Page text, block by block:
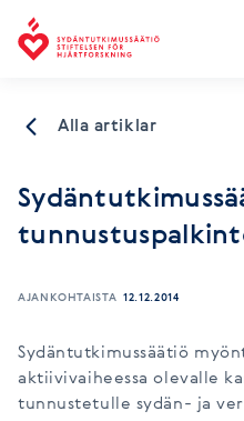
Alla artiklar
AJANKOHTAISTA 12.12.2014
Sydäntutkimussäätiö
aktiivivaiheessa olevalle
tunnustetulle sydän- ja